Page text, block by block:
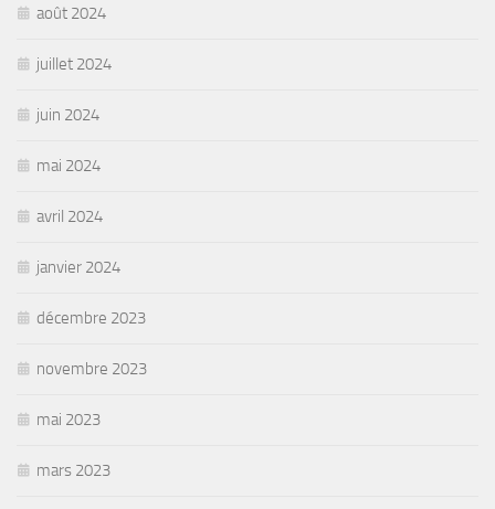
août 2024
juillet 2024
juin 2024
mai 2024
avril 2024
janvier 2024
décembre 2023
novembre 2023
mai 2023
mars 2023